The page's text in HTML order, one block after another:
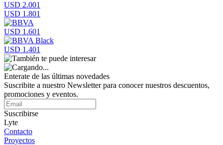
USD 2.001
USD 1.801
USD 1.601
USD 1.401
Enterate de las últimas novedades
Suscribite a nuestro Newsletter para conocer nuestros descuentos,
promociones y eventos.
Suscribirse
Lyte
Contacto
Proyectos